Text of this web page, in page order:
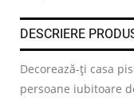
DESCRIERE
Decorează-ți casa
persoane iubitoare